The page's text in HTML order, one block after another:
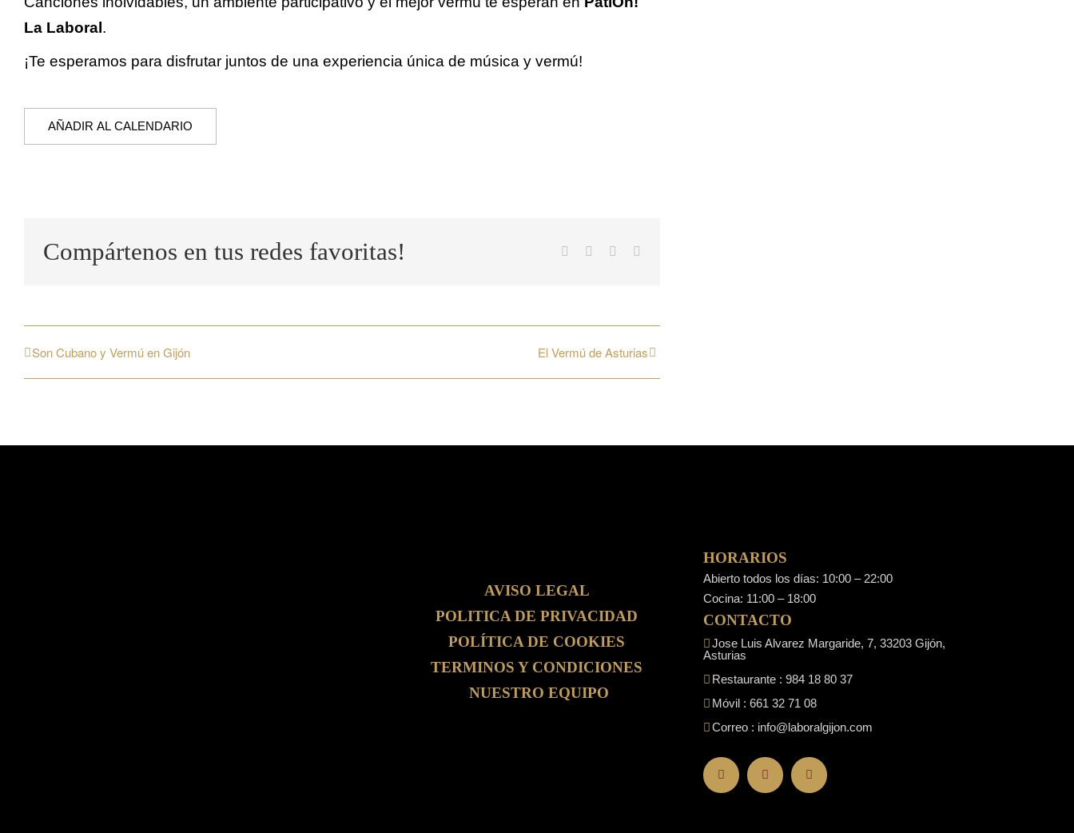
La Laboral.
¡Te esperamos para disfrutar juntos de una experiencia única de música y vermú!
AÑADIR AL CALENDARIO
Compártenos en tus redes favoritas! Facebook WhatsApp
Son Cubano y Vermú en Gijón El Vermú de Asturias
AVISO LEGAL
POLITICA DE PRIVACIDAD
POLÍTICA DE COOKIES
TERMINOS Y CONDICIONES
NUESTRO EQUIPO
HORARIOS
Abierto todos los días: 10:00 – 22:00
Cocina: 11:00 – 18:00
CONTACTO
Jose Luis Alvarez Margaride, 7, 33203 Gijón,
Asturias
Restaurante : 984 18 80 37
Móvil : 661 32 71 08
Correo : info@laboralgijon.com